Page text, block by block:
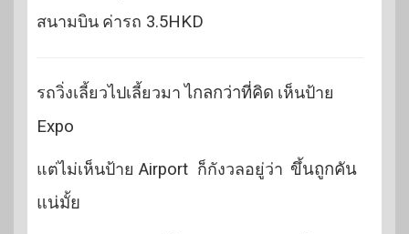
สนามบิน ค่ารถ 3.5HKD
รถวิ่งเลี้ยวไปเลี้ยวมาไกลกว่าที่คิด เห็นป้าย
Expo
แต่ไม่เห็นป้าย Airport ก็กังวลอยู่ว่า ขึ้นถูกคัน
แน่มั้ย